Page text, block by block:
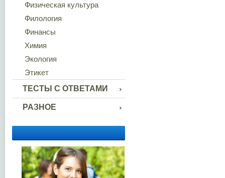
Физическая культура
Филология
Финансы
Химия
Экология
Этикет
ТЕСТЫ С ОТВЕТАМИ
РАЗНОЕ